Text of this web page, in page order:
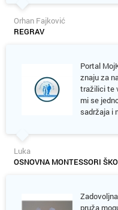
Orhan Fajković
REGRAV
Portal
znaju za
tražilici te
mi se
sadržaja i
Luka
OSNOVNA MONTESSORI
pruža